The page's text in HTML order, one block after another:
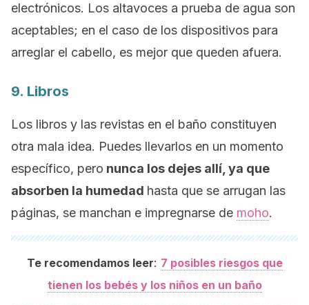
electrónicos. Los altavoces a prueba de agua son
aceptables; en el caso de los dispositivos para
arreglar el cabello, es mejor que queden afuera.
9. Libros
Los libros y las revistas en el baño constituyen
otra mala idea. Puedes llevarlos en un momento
específico, pero nunca los dejes allí, ya que
absorben la humedad hasta que se arrugan las
páginas, se manchan e impregnarse de moho.
Te recomendamos leer: 7 posibles riesgos que
tienen los bebés y los niños en un baño